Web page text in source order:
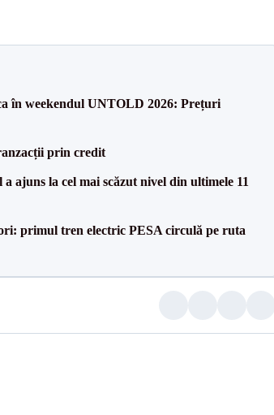
în weekendul UNTOLD 2026: Prețuri
prin credit
ajuns la cel mai scăzut nivel din ultimele 11
primul tren electric PESA circulă pe ruta